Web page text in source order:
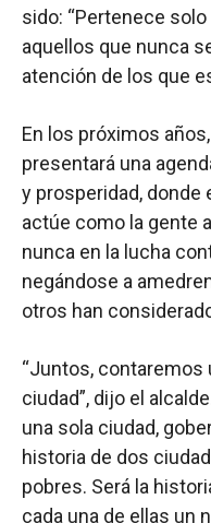
sido: “Pertenece
aquellos que nunca
atención de los que
En los próximos
presentará una
y prosperidad, donde
actúe como la gente
nunca en la lucha
negándose a
otros han
“Juntos, contaremos
ciudad”, dijo el
una sola ciudad,
historia de dos
pobres. Será la
cada una de ellas un